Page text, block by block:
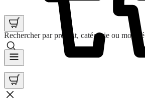
Rechercher par produit, catégorie ou mot clé